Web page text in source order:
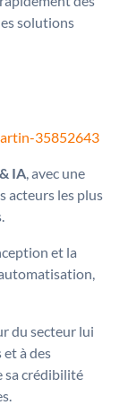
solutions
35852643
IA, avec une
acteurs les plus
et la
du secteur lui
à des
sa crédibilité